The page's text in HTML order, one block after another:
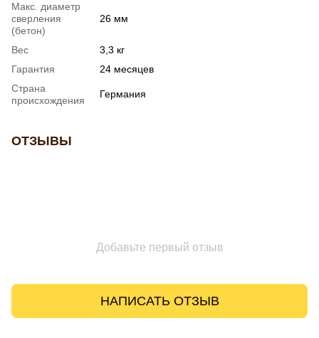
Макс. диаметр
сверления
(бетон)
26 мм
Вес
3,3 кг
Гарантия
24 месяцев
Страна
происхождения
Германия
ОТЗЫВЫ
Добавьте первый отзыв
НАПИСАТЬ ОТЗЫВ